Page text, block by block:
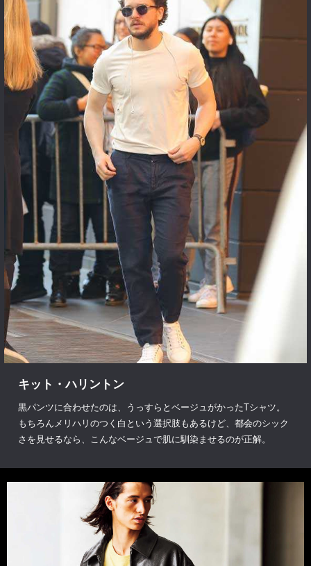
キット・ハリントン
黒パンツに合わせたのは、うっすらとベージュがかったTシャツ。
もちろんメリハリのつく白という選択肢もあるけど、都会のシック
さを見せるなら、こんなベージュで肌に馴染ませるのが正解。